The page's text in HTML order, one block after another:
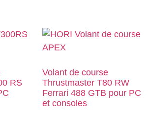
RS
Volant de course
Thrustmaster T80 RW
Ferrari 488 GTB pour PC
et consoles